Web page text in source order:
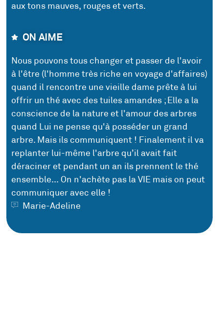
aux tons mauves, rouges et verts.
ON AIME
Nous pouvons tous changer et passer de l'avoir
à l'être (l'homme très riche en voyage d'affaires)
quand il rencontre une vieille dame prête à lui
offrir un thé avec des tuiles amandes ; Elle a la
conscience de la nature et l'amour des arbres
quand Lui ne pense qu'à posséder un grand
arbre. Mais ils communiquent ! Finalement il va
replanter lui-même l'arbre qu’il avait fait
déraciner et pendant un an ils prennent le thé
ensemble... On n'achète pas la VIE mais on peut
communiquer avec elle !
Marie-Adeline